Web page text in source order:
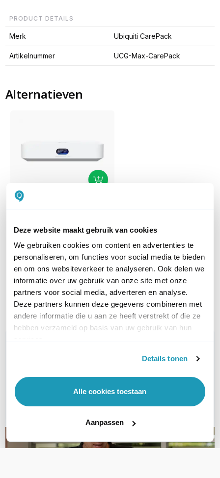
Deze website maakt gebruik van cookies
We gebruiken cookies om content en advertenties te
personaliseren, om functies voor social media te bieden
en om ons websiteverkeer te analyseren. Ook delen we
informatie over uw gebruik van onze site met onze
partners voor social media, adverteren en analyse.
Deze partners kunnen deze gegevens combineren met
andere informatie die u aan ze heeft verstrekt of die ze
hebben verzameld op basis van uw gebruik van hun
Details tonen
Alle cookies toestaan
Aanpassen
PRODUCT DETAILS
Merk Ubiquiti CarePack
Artikelnummer UCG-Max-CarePack
Alternatieven
2.5G router, met ingebouwde
512GB SSD
270,59 excl. btw
327,41
incl. btw
Op werkdagen voor 21:00
besteld, morgen in huis
Vergelijk
Vraag het onze experts!
E-mail